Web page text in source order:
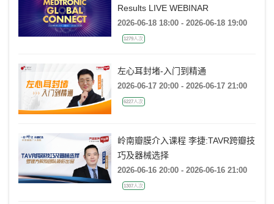
Results LIVE WEBINAR
2026-06-18 18:00 - 2026-06-18 19:00
1279人次
左心耳封堵-入门到精通
2026-06-17 20:00 - 2026-06-17 21:00
6227人次
岭南瓣膜介入课程 李捷:TAVR跨瓣技
巧及器械选择
2026-06-16 20:00 - 2026-06-16 21:00
1307人次